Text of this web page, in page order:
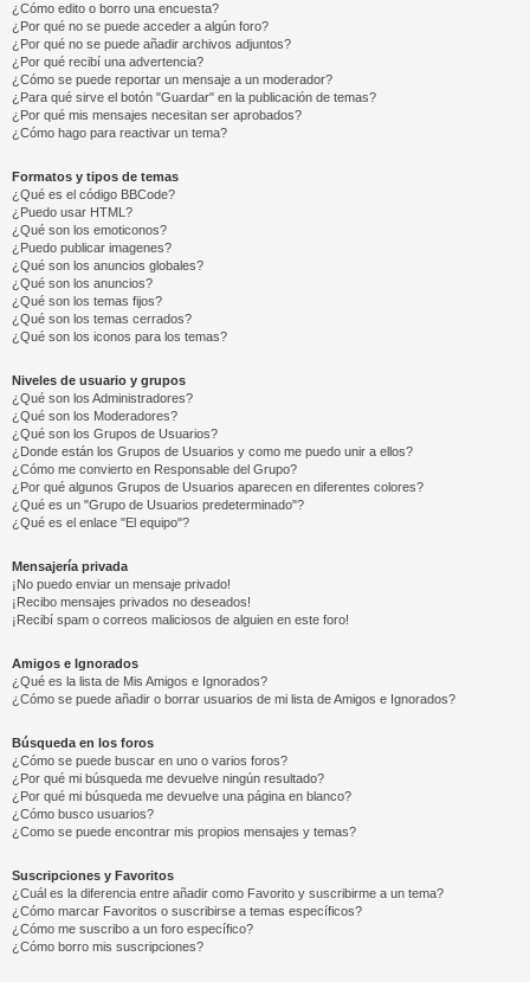
¿Cómo edito o borro una encuesta?
¿Por qué no se puede acceder a algún foro?
¿Por qué no se puede añadir archivos adjuntos?
¿Por qué recibí una advertencia?
¿Cómo se puede reportar un mensaje a un moderador?
¿Para qué sirve el botón "Guardar" en la publicación de temas?
¿Por qué mis mensajes necesitan ser aprobados?
¿Cómo hago para reactivar un tema?
Formatos y tipos de temas
¿Qué es el código BBCode?
¿Puedo usar HTML?
¿Qué son los emoticonos?
¿Puedo publicar imagenes?
¿Qué son los anuncios globales?
¿Qué son los anuncios?
¿Qué son los temas fijos?
¿Qué son los temas cerrados?
¿Qué son los iconos para los temas?
Niveles de usuario y grupos
¿Qué son los Administradores?
¿Qué son los Moderadores?
¿Qué son los Grupos de Usuarios?
¿Donde están los Grupos de Usuarios y como me puedo unir a ellos?
¿Cómo me convierto en Responsable del Grupo?
¿Por qué algunos Grupos de Usuarios aparecen en diferentes colores?
¿Qué es un "Grupo de Usuarios predeterminado"?
¿Qué es el enlace "El equipo"?
Mensajería privada
¡No puedo enviar un mensaje privado!
¡Recibo mensajes privados no deseados!
¡Recibí spam o correos maliciosos de alguien en este foro!
Amigos e Ignorados
¿Qué es la lista de Mis Amigos e Ignorados?
¿Cómo se puede añadir o borrar usuarios de mi lista de Amigos e Ignorados?
Búsqueda en los foros
¿Cómo se puede buscar en uno o varios foros?
¿Por qué mi búsqueda me devuelve ningún resultado?
¿Por qué mi búsqueda me devuelve una página en blanco?
¿Cómo busco usuarios?
¿Como se puede encontrar mis propios mensajes y temas?
Suscripciones y Favoritos
¿Cuál es la diferencia entre añadir como Favorito y suscribirme a un tema?
¿Cómo marcar Favoritos o suscribirse a temas específicos?
¿Cómo me suscribo a un foro específico?
¿Cómo borro mis suscripciones?